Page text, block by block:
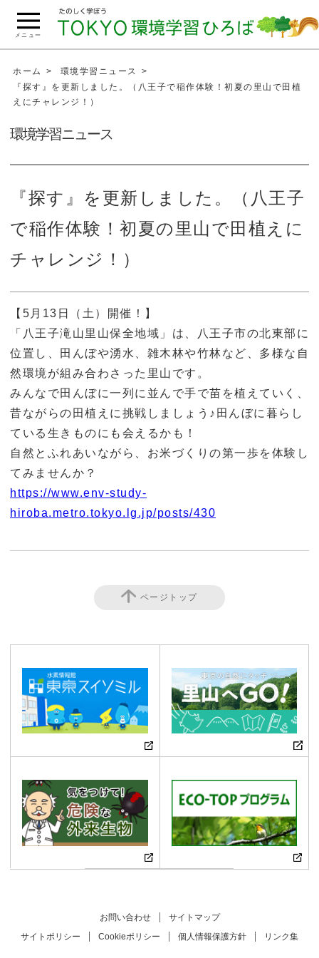
ペ
へ
メニュー
ホーム
環境学習ニュース
『探す』を更新しました。（八王子で稲作体験！初夏の里山で田植
えにチャレンジ！）
環境学習ニュース
『探す』を更新しました。（八王子
で稲作体験！初夏の里山で田植えに
チャレンジ！）
【5月13日（土）開催！】
「八王子滝山里山保全地域」は、八王子市の北東部に
位置し、田んぼや湧水、雑木林や竹林など、多様な自
然環境が組み合わさった里山です。
みんなで田んぼに一列に並んで手で苗を植えていく、
昔ながらの田植えに挑戦しましょう♪田んぼに暮らし
ている生きものにも会えるかも！
自然とふれあいながら、お米づくりの第一歩を体験し
てみませんか？
https://www.env-study-
hiroba.metro.tokyo.lg.jp/posts/430
ページトップ
お問い合わせ
サイトマップ
サイトポリシー
Cookieポリシー 個人情報保護方針 リンク集